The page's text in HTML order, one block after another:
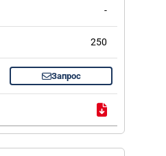
-
250
Запрос